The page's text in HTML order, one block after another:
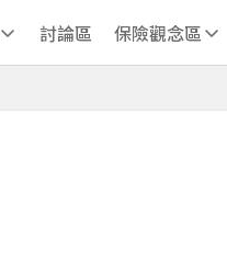
討論區 保險觀念區